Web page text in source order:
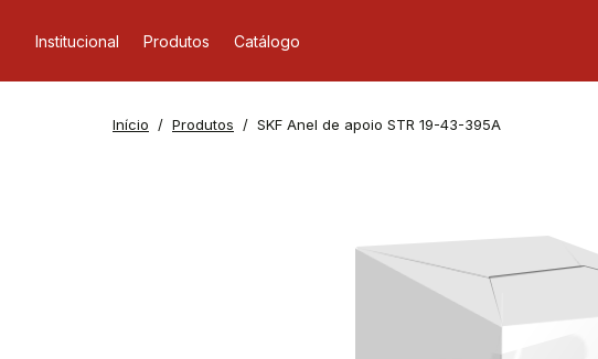
Institucional Produtos Catálogo
Início Produtos SKF Anel de apoio STR 19-43-395A